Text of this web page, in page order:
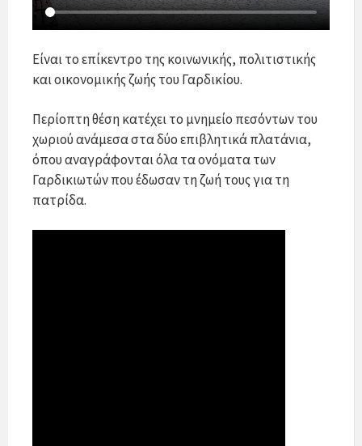
Είναι το επίκεντρο της κοινωνικής, πολιτιστικής
και οικονομικής ζωής του Γαρδικίου.
Περίοπτη θέση κατέχει το μνημείο πεσόντων του
χωριού ανάμεσα στα δύο επιβλητικά πλατάνια,
όπου αναγράφονται όλα τα ονόματα των
Γαρδικιωτών που έδωσαν τη ζωή τους για τη
πατρίδα.